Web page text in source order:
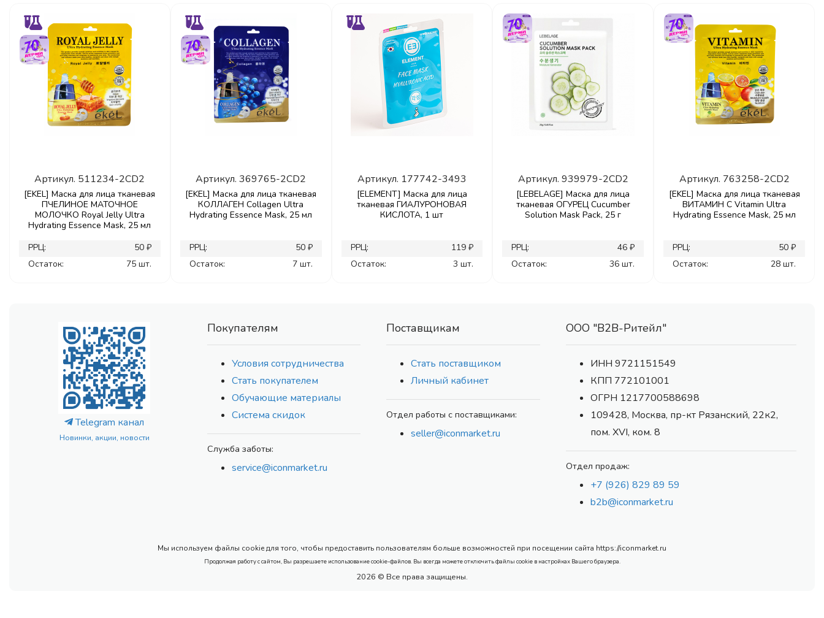
Артикул. 511234-2CD2
[EKEL] Маска для лица тканевая
ПЧЕЛИНОЕ МАТОЧНОЕ
МОЛОЧКО Royal Jelly Ultra
Hydrating Essence Mask, 25 мл
РРЦ:
50 ₽
Остаток:
75 шт.
Артикул.369765-2CD2
[EKEL] Маска для лица тканевая
КОЛЛАГЕН Collagen Ultra
Hydrating Essence Mask, 25 мл
РРЦ:
50 ₽
Остаток:
7 шт.
Артикул. 177742-3493
[ELEMENT] Маска для лица
тканевая ГИАЛУРОНОВАЯ
КИСЛОТА, 1 шт
РРЦ:
119 ₽
Остаток:
3 шт.
Артикул. 939979-2CD2
[LEBELAGE] Маска для лица
тканевая ОГУРЕЦ Cucumber
Solution Mask Pack, 25 г
РРЦ:
46 ₽
Остаток:
36 шт.
Артикул. 763258-2CD2
[EKEL] Маска для лица тканевая
ВИТАМИН С Vitamin Ultra
Hydrating Essence Mask, 25 мл
РРЦ:
50 ₽
Остаток:
28 шт.
Telegram канал
Новинки, акции, новости
Покупателям
Условия сотрудничества
Стать покупателем
Обучающие материалы
Система скидок
Служба заботы:
service@iconmarket.ru
Поставщикам
Стать поставщиком
Личный кабинет
Отдел работы с поставщиками:
seller@iconmarket.ru
ООО "В2В-Ритейл"
ИНН 9721151549
КПП 772101001
ОГРН 1217700588698
109428, Москва, пр-кт Рязанский, 22к2,
пом. XVI, ком. 8
Отдел продаж:
+7 (926) 829 89 59
b2b@iconmarket.ru
Мы используем файлы cookie для того, чтобы предоставить пользователям больше возможностей при посещении сайта https://iconmarket.ru
Продолжая работу с сайтом, Вы разрешаете использование cookie-файлов. Вы всегда можете отключить файлы cookie в настройках Вашего браузера.
2026 © Все права защищены.